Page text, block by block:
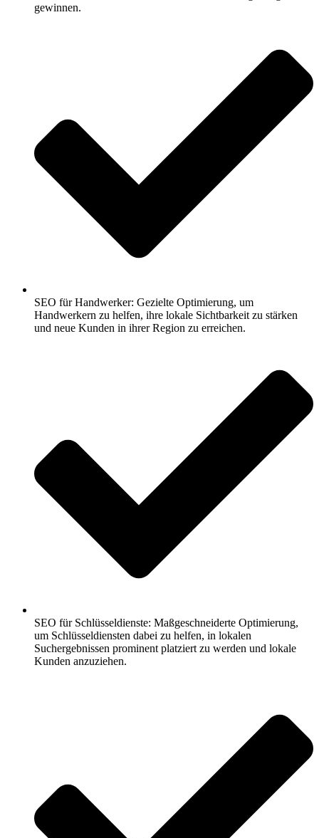
gewinnen.
SEO für Handwerker: Gezielte Optimierung, um
Handwerkern zu helfen, ihre lokale Sichtbarkeit zu stärken
und neue Kunden in ihrer Region zu erreichen.
SEO für Schlüsseldienste: Maßgeschneiderte Optimierung,
um Schlüsseldiensten dabei zu helfen, in lokalen
Suchergebnissen prominent platziert zu werden und lokale
Kunden anzuziehen.